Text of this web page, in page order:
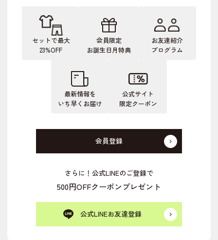
セットで最大
23%OFF
会員限定
お誕生日月特典
お友達紹介
プログラム
最新情報を
いち早くお届け
公式サイト
限定クーポン
会員登録
さらに！公式LINEのご登録で
500円OFFクーポンプレゼント
公式LINEお友達登録